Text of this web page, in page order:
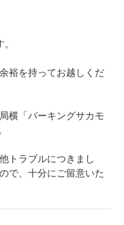
裕を持ってお越しくだ
横「パーキングサカモ
トラブルにつきまし
で、十分にご留意いた